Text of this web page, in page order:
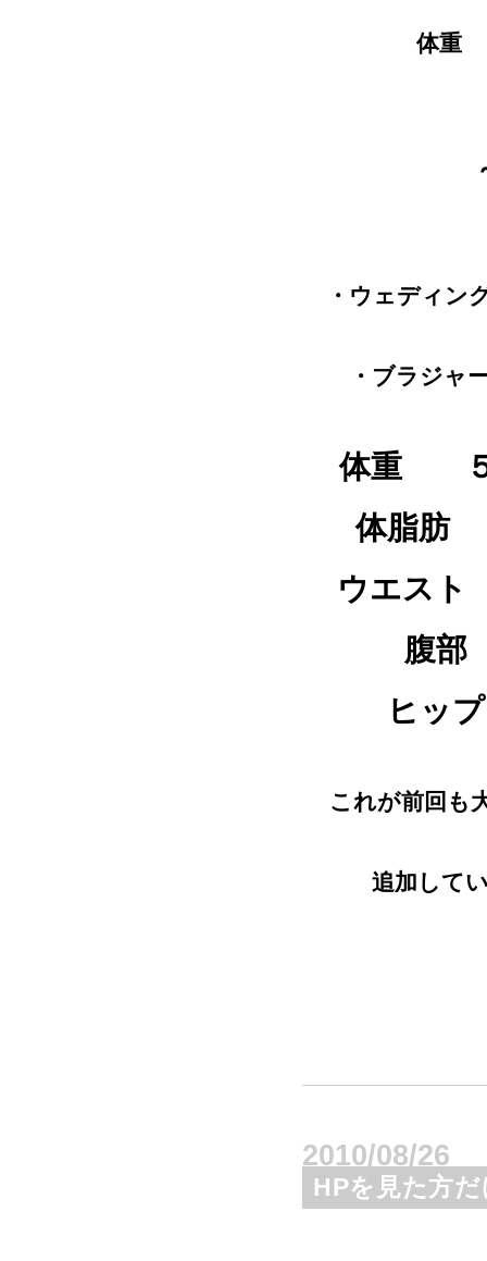
体重
・ウェディン
・ブラジャ
体重
体脂
ウエ
腹
ヒ
これが前回も
追加して
2010/08/26
HPを見た方